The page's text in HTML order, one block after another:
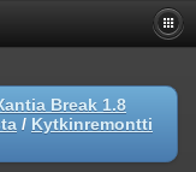
Break 1.8
/ Kytkinremontti